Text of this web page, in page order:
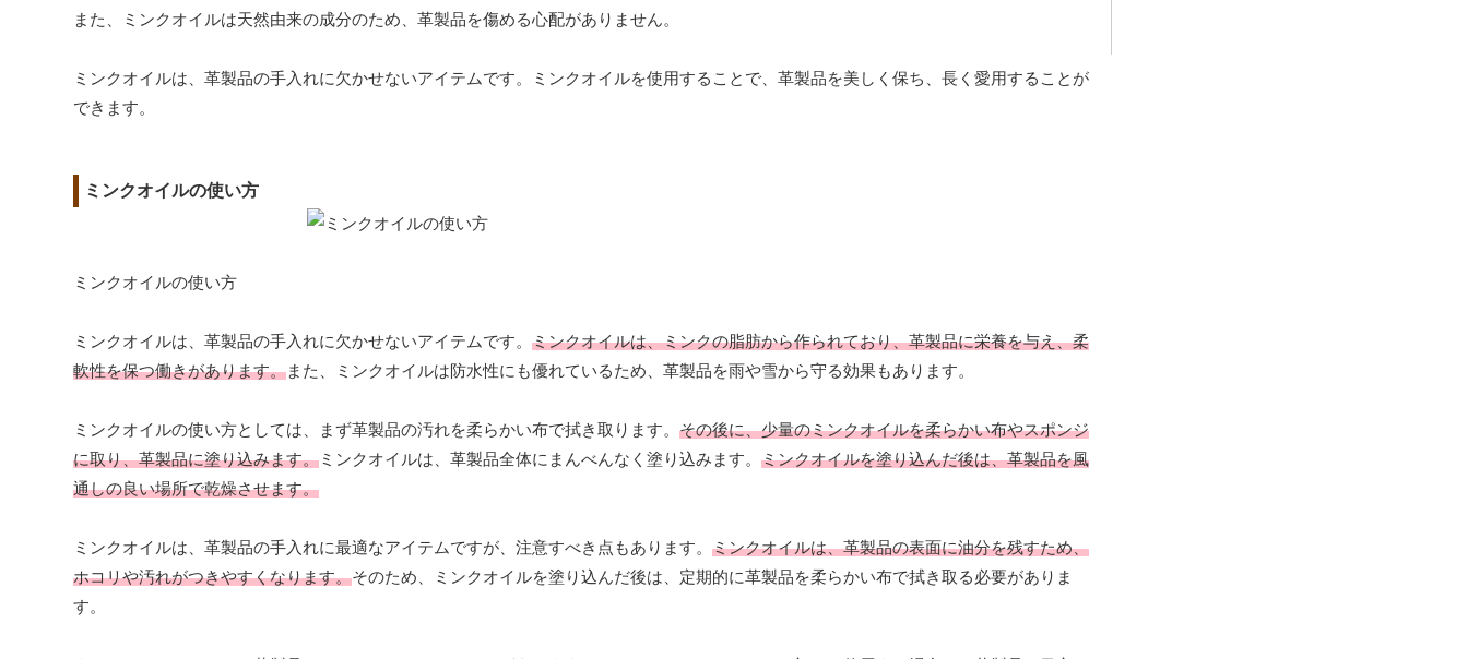
また、ミンクオイルは天然由来の成分のため、革製品を傷める心配がありません。
ミンクオイルは、革製品の手入れに欠かせないアイテムです。ミンクオイルを使用することで、革製品を美しく保ち、長く愛用することが
できます。
ミンクオイルの使い方
ミンクオイルの使い方
ミンクオイルは、革製品の手入れに欠かせないアイテムです。 ミンクオイルは、ミンクの脂肪から作られており、革製品に栄養を与え、柔
軟性を保つ働きがあります。また、ミンクオイルは防水性にも優れているため、革製品を雨や雪から守る効果もあります。
ミンクオイルの使い方としては、まず革製品の汚れを柔らかい布で拭き取ります。 その後に、少量のミンクオイルを柔らかい布やスポンジ
に取り、革製品に塗り込みます。ミンクオイルは、革製品全体にまんべんなく塗り込みます。 ミンクオイルを塗り込んだ後は、革製品を風
通しの良い場所で乾燥させます。
ミンクオイルは、革製品の手入れに最適なアイテムですが、注意すべき点もあります。 ミンクオイルは、革製品の表面に油分を残すため、
ホコリや汚れがつきやすくなります。そのため、ミンクオイルを塗り込んだ後は、定期的に革製品を柔らかい布で拭き取る必要がありま
す。